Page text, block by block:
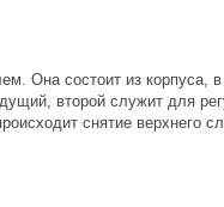
Она состоит из корпуса,
второй служит для
снятие верхнего